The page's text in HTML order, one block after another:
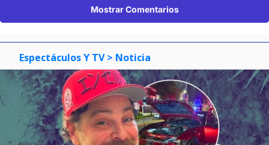
Mostrar Comentarios
Espectáculos Y TV > Noticia